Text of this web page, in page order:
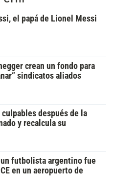
el papá de Lionel Messi
crean un fondo para
sindicatos aliados
culpables después de la
y recalcula su
un futbolista argentino fue
en un aeropuerto de